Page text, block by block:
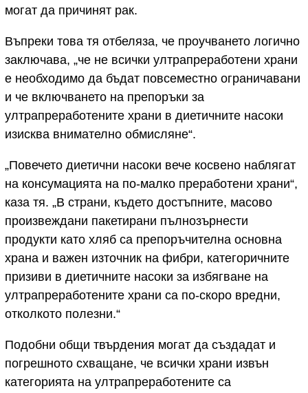
могат да причинят рак.
Въпреки това тя отбеляза, че проучването логично
заключава, „че не всички ултрапреработени храни
е необходимо да бъдат повсеместно ограничавани
и че включването на препоръки за
ултрапреработените храни в диетичните насоки
изисква внимателно обмисляне“.
„Повечето диетични насоки вече косвено наблягат
на консумацията на по-малко преработени храни“,
каза тя. „В страни, където достъпните, масово
произвеждани пакетирани пълнозърнести
продукти като хляб са препоръчителна основна
храна и важен източник на фибри, категоричните
призиви в диетичните насоки за избягване на
ултрапреработените храни са по-скоро вредни,
отколкото полезни.“
Подобни общи твърдения могат да създадат и
погрешното схващане, че всички храни извън
категорията на ултрапреработените са